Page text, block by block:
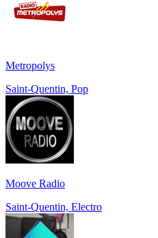
Metropolys
Saint-Quentin, Pop
Moove Radio
Saint-Quentin, Electro